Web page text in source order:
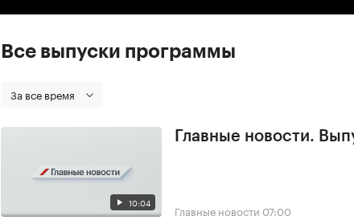
Все выпуски программы
За все время
10:04
Главные новости.
Главные новости 07:00